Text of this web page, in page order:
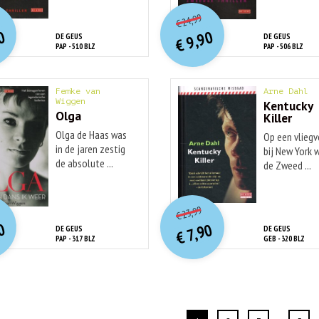
DE GEUS
PAP - 510 BLZ
€ 24,99.
€ 9,90.
DE GEUS
PAP - 506 BLZ
€24,99O
orspr
onkelijke
prijs
was:
€ 24,99.
€9,90
Huidige
prijs
is:
€ 9,90.
Femke van
Wiggen
Olga
Olga de Haas was
in de jaren zestig
de absolute ...
DE GEUS
PAP - 317 BLZ
€ 23,99.
€ 9,90.
Arne Dahl
Kentucky
Killer
Op een
bij New York
de Zweed ...
DE GEUS
GEB - 320 BLZ
€23,99O
orspr
onkelijke
prijs
was:
€ 23,99.
€7,90
Huidige
prijs
is:
€ 7,90.